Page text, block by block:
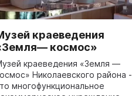
краеведения
космос»
краеведения «Земля —
Николаевского района -
многофункциональное